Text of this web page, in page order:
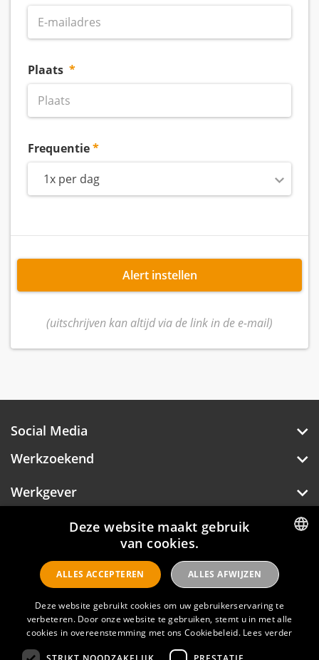
Plaats
Frequentie
1x per dag
Alert instellen
(uitschrijven kan altijd via de link in de e-mail)
Social Media
Werkzoekend
Werkgever
Over Hotelprofessionals
Hotelprofessionals
FAQ
DUTCH
ENGLISH
Deze website maakt gebruik
van cookies.
Deze website gebruikt cookies om uw gebruikerservaring te
verbeteren. Door onze website te gebruiken, stemt u in met alle
cookies in overeenstemming met ons Cookiebeleid. Lees verder
ALLES ACCEPTEREN ALLES AFWIJZEN